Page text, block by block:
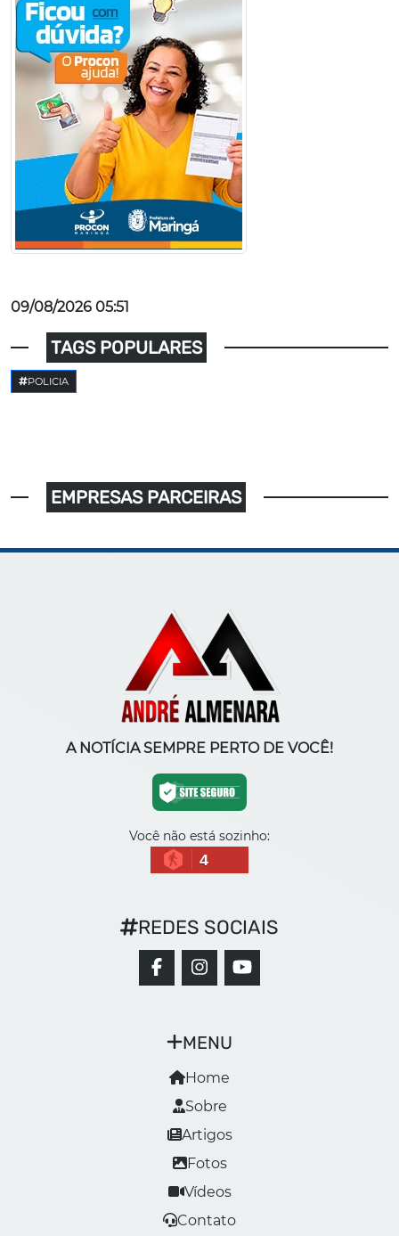
09/08/2026 05:51
TAGS POPULARES
POLICIA
EMPRESAS PARCEIRAS
A NOTÍCIA SEMPRE PERTO DE VOCÊ!
Você não está sozinho:
4
MENU
Home
Sobre
Artigos
Fotos
Vídeos
Contato
REDES SOCIAIS